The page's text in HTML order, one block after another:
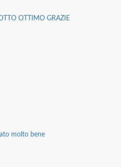
OTTIMO GRAZIE
molto bene